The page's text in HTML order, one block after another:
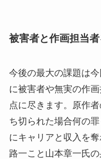
被害者と作画担当
今後の最大の課題は
に被害者や無実の作
点に尽きます。原作
ち切られた場合何の
にキャリアと収入を
路一こと山本章一氏